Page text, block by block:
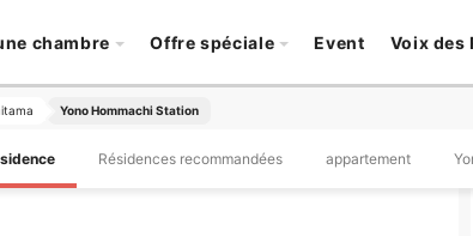
chambre Offre spéciale Event Voix des
Yono Hommachi Station
Résidences recommandées appartement